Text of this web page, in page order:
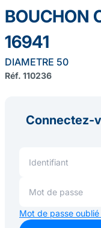
BOUCHON
16941
DIAMETRE 50
Réf. 110236
Connectez-
Mot de passe oublié